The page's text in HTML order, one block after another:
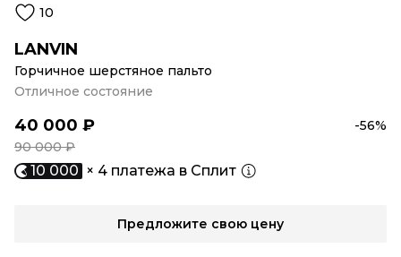
10
LANVIN
Горчичное шерстяное пальто
Отличное состояние
40 000 ₽
-56%
90 000 ₽
10 000 × 4 платежа в Сплит
Предложите свою цену